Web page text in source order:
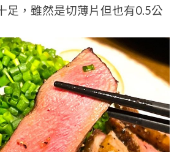
足，雖然是切薄片但也有0.5公